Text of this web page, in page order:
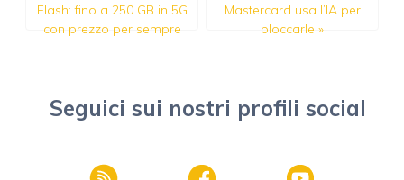
Flash: fino a 250 GB in 5G
con prezzo per sempre
Mastercard usa l’IA per
bloccarle »
Seguici sui nostri profili social